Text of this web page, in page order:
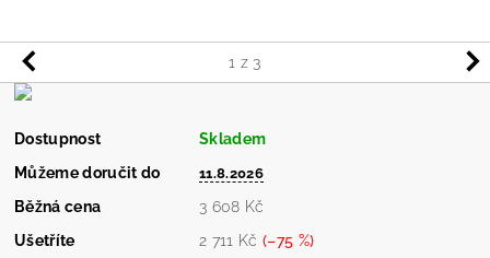
1 z 3
Dostupnost
Skladem
Můžeme doručit do
11.8.2026
Běžná cena
3 608 Kč
Ušetříte
2 711 Kč (–75 %)